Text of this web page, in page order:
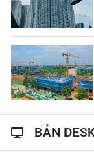
BẢN